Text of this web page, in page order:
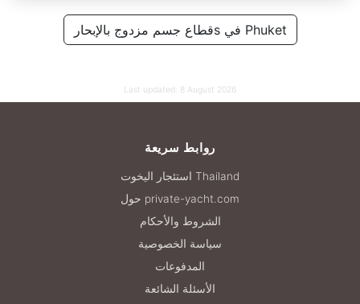
52,000 THB
35,300 THB
قطاع جسم مزدوج بالإبحارs في Phuket
Last updated: 8 August 2026
روابط سريعة
استئجار اليخوت Thailand
حول private-yacht.com
الشروط والأحكام
سياسة الخصوصية
المدفوعات
الأسئلة الشائعة